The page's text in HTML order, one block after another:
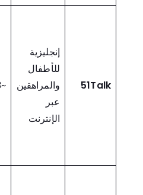
51Talk
إنجليزية
للأطفال
والمراهقين
عبر
الإنترنت
~3–15